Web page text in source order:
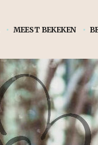
• MEEST BEKEKEN •